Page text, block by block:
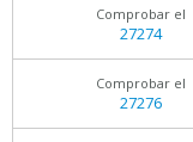
Comprobar el
27274
Comprobar el
27276